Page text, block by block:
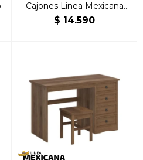
Cajones Linea Mexicana
Blanco
$ 14.590